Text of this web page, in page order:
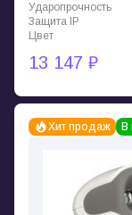
Ударопрочность
Защита IP
Цвет
13 147 ₽
Хит продаж В